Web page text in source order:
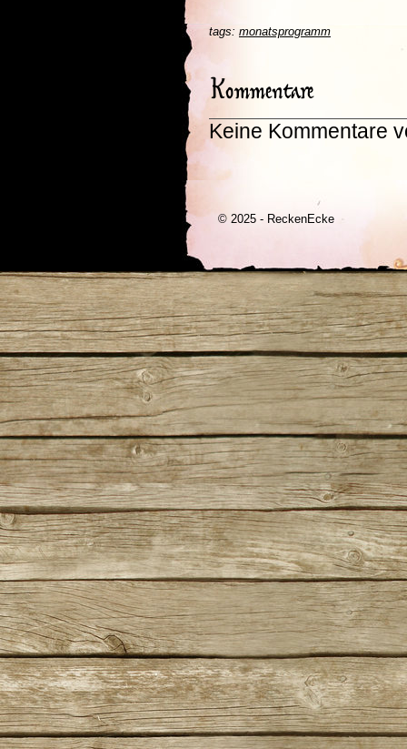
tags: monatsprogramm
Kommentare
Keine Kommentare
© 2025 - ReckenEcke